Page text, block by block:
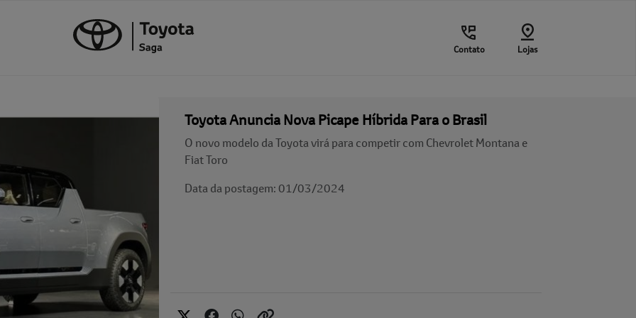
Contato Lojas
Toyota Anuncia Nova Picape Híbrida Para o Brasil
O novo modelo da Toyota virá para competir com Chevrolet Montana e
Fiat Toro
Data da postagem: 01/03/2024